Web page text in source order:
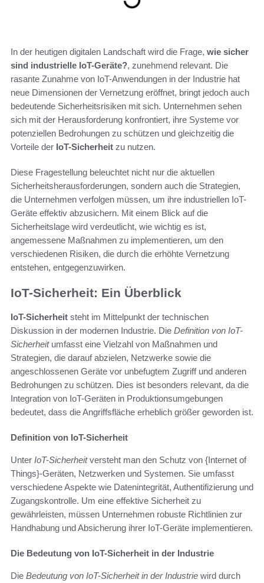
In der heutigen digitalen Landschaft wird die Frage, wie sicher
sind industrielle IoT-Geräte?, zunehmend relevant. Die
rasante Zunahme von IoT-Anwendungen in der Industrie hat
neue Dimensionen der Vernetzung eröffnet, bringt jedoch auch
bedeutende Sicherheitsrisiken mit sich. Unternehmen sehen
sich mit der Herausforderung konfrontiert, ihre Systeme vor
potenziellen Bedrohungen zu schützen und gleichzeitig die
Vorteile der IoT-Sicherheit zu nutzen.
Diese Fragestellung beleuchtet nicht nur die aktuellen
Sicherheitsherausforderungen, sondern auch die Strategien,
die Unternehmen verfolgen müssen, um ihre industriellen IoT-
Geräte effektiv abzusichern. Mit einem Blick auf die
Sicherheitslage wird verdeutlicht, wie wichtig es ist,
angemessene Maßnahmen zu implementieren, um den
verschiedenen Risiken, die durch die erhöhte Vernetzung
entstehen, entgegenzuwirken.
IoT-Sicherheit: Ein Überblick
IoT-Sicherheit steht im Mittelpunkt der technischen
Diskussion in der modernen Industrie. Die Definition von IoT-
Sicherheitumfasst eine Vielzahl von Maßnahmen und
Strategien, die darauf abzielen, Netzwerke sowie die
angeschlossenen Geräte vor unbefugtem Zugriff und anderen
Bedrohungen zu schützen. Dies ist besonders relevant, da die
Integration von IoT-Geräten in Produktionsumgebungen
bedeutet, dass die Angriffsfläche erheblich größer geworden ist.
Definition von IoT-Sicherheit
Unter IoT-Sicherheitversteht man den Schutz von {Internet of
Things}-Geräten, Netzwerken und Systemen. Sie umfasst
verschiedene Aspekte wie Datenintegrität, Authentifizierung und
Zugangskontrolle. Um eine effektive Sicherheit zu
gewährleisten, müssen Unternehmen robuste Richtlinien zur
Handhabung und Absicherung ihrer IoT-Geräte implementieren.
Die Bedeutung von IoT-Sicherheit in der Industrie
Die Bedeutung von IoT-Sicherheit in der Industrie wird durch